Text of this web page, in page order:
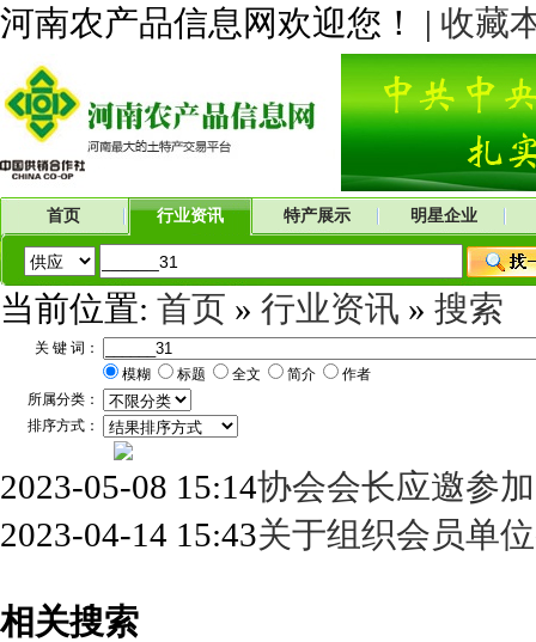
河南农产品信息网欢迎您！ | 收藏
首页 行业资讯 特产展示 明星企业
当前位置: 首页 » 行业资讯 » 搜索
关 键 词：
模糊
标题 全文 简介
作者
所属分类：
排序方式：
2023-05-08 15:14协会会长应邀参
2023-04-14 15:43关于组织会员单
相关搜索